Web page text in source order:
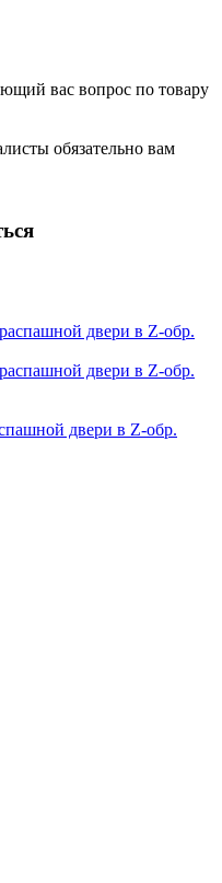
вас вопрос по товару
обязательно вам
двери в Z-обр.